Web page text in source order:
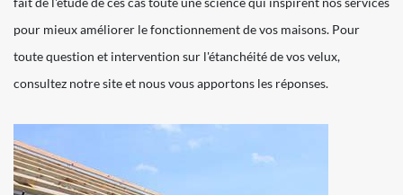
pour mieux améliorer le fonctionnement de vos maisons. Pour
toute question et intervention sur l'étanchéité de vos velux,
consultez notre site et nous vous apportons les réponses.